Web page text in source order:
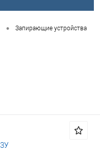
• Запирающие устройства